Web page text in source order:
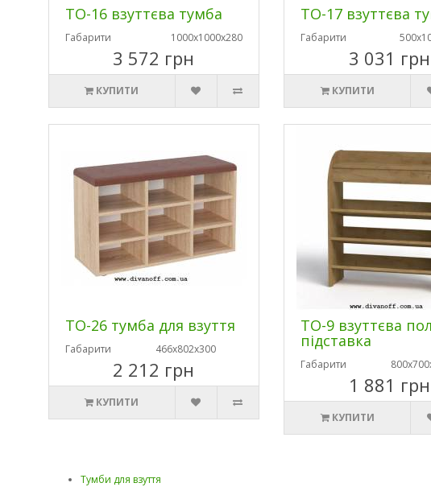
ТО-16 взуттєва тумба
Габарити 1000х1000х280
3 572 грн
КУПИТИ
ТО-17 взуттєва
Габарити
3 031 грн
КУПИТИ
ТО-26 тумба для взуття
Габарити 466х802х300
2 212 грн
КУПИТИ
ТО-9 взуттєва
підставка
Габарити
1 881 грн
КУПИТИ
Тумби для взуття